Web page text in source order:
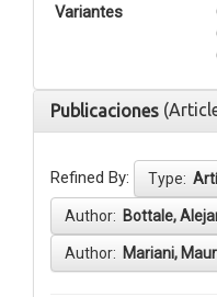
Variantes
Publicaciones
Refined By: Type:
Author: Bottale,
Author: Mariani,